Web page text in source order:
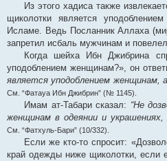
Из этого хадиса также
щиколотки является
Исламе. Ведь Посланник Аллаха
запретил исбаль мужчинам и
Когда шейха Ибн Джибрина
уподоблением женщинам?», он
является уподоблением женщинам,
См. “Фатауа Ибн Джибрин” (№ 1145).
Имам ат-Табари сказал: “Не
женщинам в одеянии и
См. “Фатхуль-Бари” (10/332).
Если же кто-то спросит:
край одежды ниже щиколотки, если